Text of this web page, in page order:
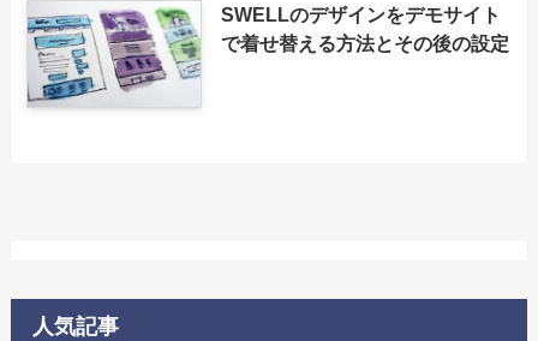
SWELLのデザインをデモサイト
で着せ替える方法とその後の設定
人気記事